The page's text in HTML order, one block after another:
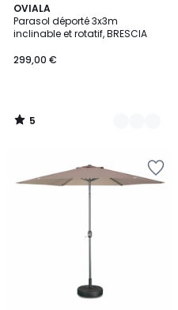
OVIALA
Parasol déporté 3x3m
inclinable et rotatif, BRESCIA
299,00 €
5
/
5
4
Couleurs
5
/